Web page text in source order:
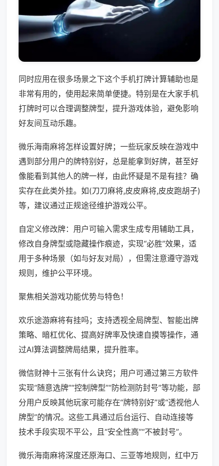
同时应用在很多场景之下这个手机打牌计算辅助也是
非常有用的，使用起来简单便捷。特别是在大家手机
打牌时可以合理调整牌型，提升游戏体验，避免影响
好友间互动乐趣。
微乐海南麻将怎样设置好牌；一些玩家反映在游戏中
遇到部分用户的牌特别好，总是能拿到好牌，甚至好
像能看到其他人的牌一样，由此怀疑是不是有挂？确
实存在此类外挂。如(刀刀麻将,皮皮麻将,皮皮跑胡子)
等，建议通过正规途径维护游戏公平。
自定义修改牌：用户可输入需求生成专用辅助工具，
修改自身牌型或隐藏操作痕迹，实现“必胜”效果，适
用于多种场景（如与好友对局），但需注意遵守游戏
规则，维护公平环境。
聚焦相关游戏功能优势与特色！
欢乐途游麻将有挂吗；支持透视全局牌型、智能出牌
策略、暗杠优化、提高好牌率及快速自摸等操作，通
过AI算法调整牌局结果，提升胜率。
微信财神十三张有什么诀窍；用户可通过第三方软件
实现“随意选牌”“控制牌型”“防检测防封号”等功能，部
分用户反映其他玩家可能存在“牌特别好”或“透视他人
牌型”的情况。这些工具通过后台运行、自动连接等
技术手段实现不平公，且“安全性高”“不被封号”。
微乐海南麻将深度还原海口、三亚等地规则，红中万